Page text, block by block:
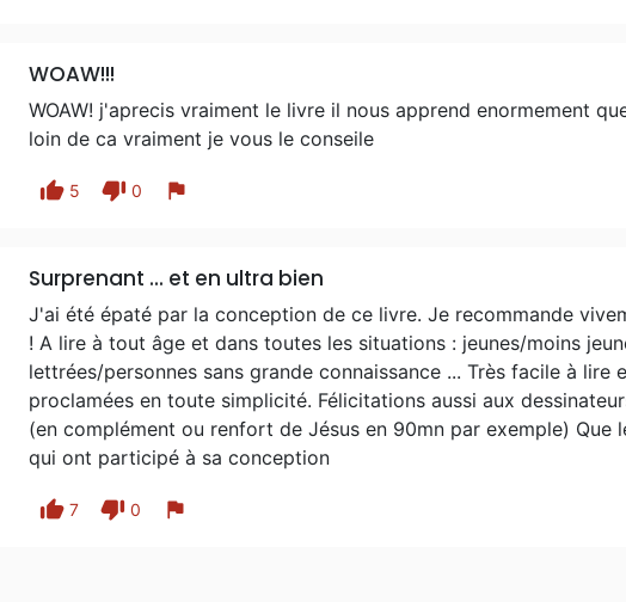
WOAW!!!
WOAW! j'aprecis vraiment le livre il nous apprend enormement
loin de ca vraiment je vous le conseile
thumb_up 5 thumb_down 0 flag
Surprenant ... et en ultra bien
J'ai été épaté par la conception de ce livre. Je recommande
! A lire à tout âge et dans toutes les situations : jeunes/moins
lettrées/personnes sans grande connaissance ... Très facile à
proclamées en toute simplicité. Félicitations aussi aux
(en complément ou renfort de Jésus en 90mn par exemple) Que
qui ont participé à sa conception
thumb_up 7 thumb_down 0 flag